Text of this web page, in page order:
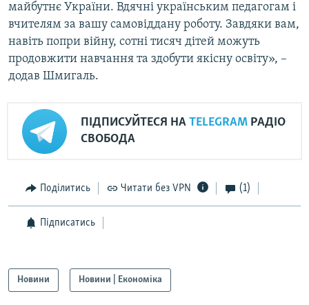
майбутнє України. Вдячні українським педагогам і
вчителям за вашу самовіддану роботу. Завдяки вам,
навіть попри війну, сотні тисяч дітей можуть
продовжити навчання та здобути якісну освіту», –
додав Шмигаль.
ПІДПИСУЙТЕСЯ НА TELEGRAM РАДІО
СВОБОДА
Поділитись Читати без VPN (1)
Підписатись
Новини Новини | Економіка